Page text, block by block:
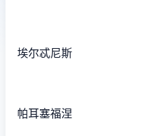
埃尔忒尼斯
帕耳塞福涅